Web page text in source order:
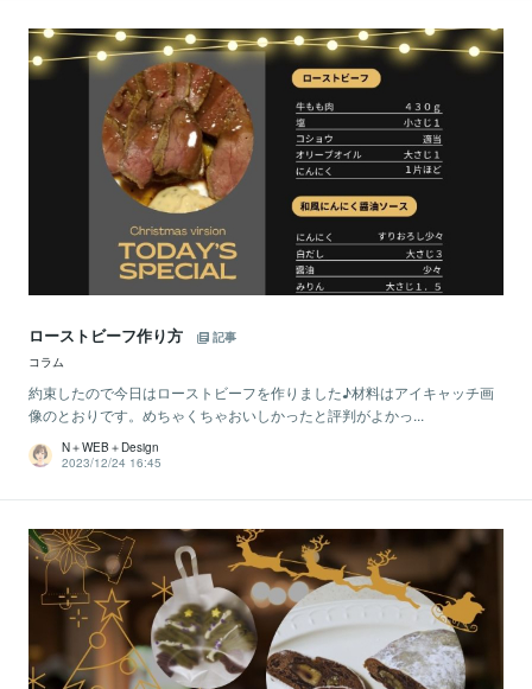
ローストビーフ作り方
記事
コラム
約束したので今日はローストビーフを作りました♪材料はアイキャッチ画
像のとおりです。めちゃくちゃおいしかったと評判がよかっ...
N＋WEB＋Design
2023/12/24 16:45